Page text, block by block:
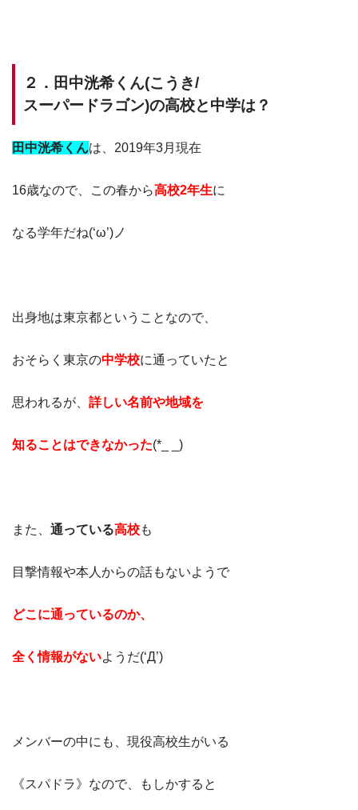
２．田中洸希くん(こうき/
スーパードラゴン)の高校と中学は？
田中洸希くんは、2019年3月現在
16歳なので、この春から高校2年生に
なる学年だね(‘ω’)ノ
出身地は東京都ということなので、
おそらく東京の中学校に通っていたと
思われるが、 詳しい名前や地域を
知ることはできなかった(*_ _)
また、 通っている高校も
目撃情報や本人からの話もないようで
どこに通っているのか、
全く情報がないようだ(‘Д’)
メンバーの中にも、現役高校生がいる
《スパドラ》なので、もしかすると